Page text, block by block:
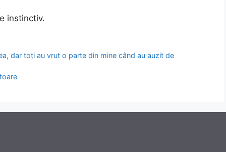
instinctiv.
dar toți au vrut o parte din mine când au auzit de